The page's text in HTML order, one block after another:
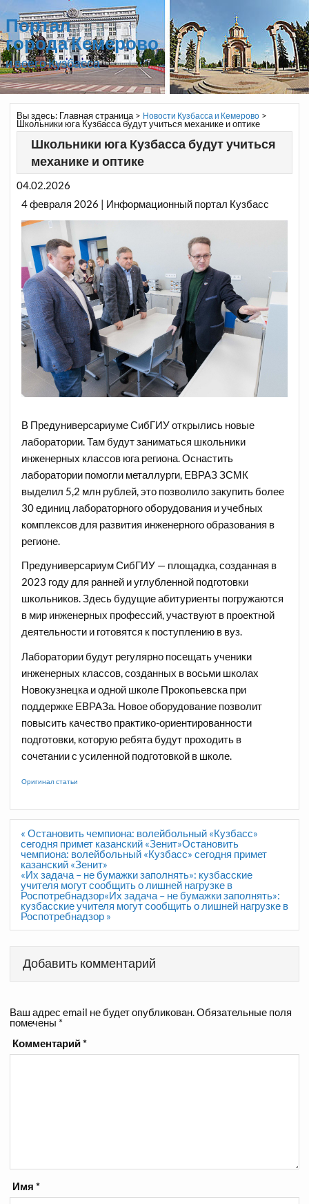
Портал
города Кемерово
и всего Кузбасса
Вы здесь: Главная страница> Новости Кузбасса и Кемерово>
Школьники юга Кузбасса будут учиться механике и оптике
Школьники юга Кузбасса будут учиться
механике и оптике
04.02.2026
4 февраля 2026 | Информационный портал Кузбасс
В Предуниверсариуме СибГИУ открылись новые
лаборатории. Там будут заниматься школьники
инженерных классов юга региона. Оснастить
лаборатории помогли металлурги, ЕВРАЗ ЗСМК
выделил 5,2 млн рублей, это позволило закупить более
30 единиц лабораторного оборудования и учебных
комплексов для развития инженерного образования в
регионе.
Предуниверсариум СибГИУ — площадка, созданная в
2023 году для ранней и углубленной подготовки
школьников. Здесь будущие абитуриенты погружаются
в мир инженерных профессий, участвуют в проектной
деятельности и готовятся к поступлению в вуз.
Лаборатории будут регулярно посещать ученики
инженерных классов, созданных в восьми школах
Новокузнецка и одной школе Прокопьевска при
поддержке ЕВРАЗа. Новое оборудование позволит
повысить качество практико-ориентированности
подготовки, которую ребята будут проходить в
сочетании с усиленной подготовкой в школе.
Оригинал статьи
Навигация
по
записям
« Остановить чемпиона: волейбольный «Кузбасс»
сегодня примет казанский «Зенит»Остановить
чемпиона: волейбольный «Кузбасс» сегодня примет
казанский «Зенит»
«Их задача – не бумажки заполнять»: кузбасские
учителя могут сообщить о лишней нагрузке в
Роспотребнадзор«Их задача – не бумажки заполнять»:
кузбасские учителя могут сообщить о лишней нагрузке в
Роспотребнадзор »
Добавить комментарий
Ваш адрес email не будет опубликован.Обязательные поля
помечены *
Комментарий*
Имя*